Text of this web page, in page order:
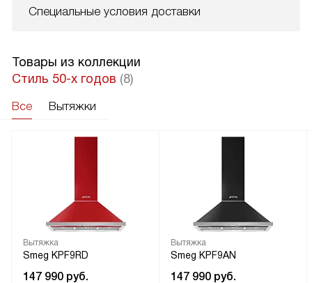
Специальные условия доставки
Товары из коллекции
Стиль 50-х годов (8)
Все Вытяжки
Вытяжка
Smeg KPF9RD
147 990 руб.
Вытяжка
Smeg KPF9AN
147 990 руб.